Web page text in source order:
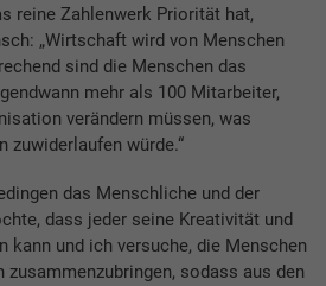
reine Zahlenwerk Priorität hat,
„Wirtschaft wird von Menschen
sind die Menschen das
mehr als 100 Mitarbeiter,
verändern müssen, was
zuwiderlaufen würde.“
das Menschliche und der
dass jeder seine Kreativität und
kann und ich versuche, die Menschen
zusammenzubringen, sodass aus den